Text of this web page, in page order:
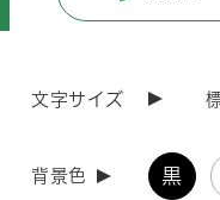
文字サイズ
背景色 黒
ら平成28年3月調査分）